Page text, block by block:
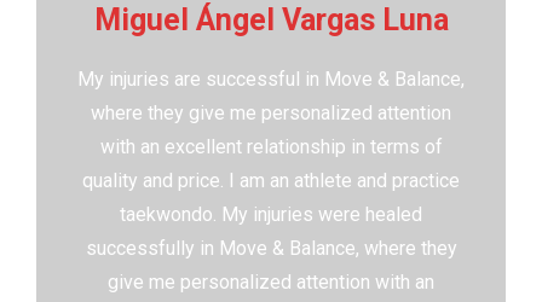
Miguel Ángel Vargas Luna
My injuries are successful in Move & Balance,
where they give me personalized attention
with an excellent relationship in terms of
quality and price. I am an athlete and practice
taekwondo. My injuries were healed
successfully in Move & Balance, where they
give me personalized attention with an